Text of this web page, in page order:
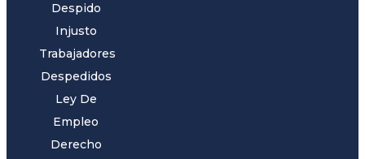
Despido
Injusto
Trabajadores
Despedidos
Ley De
Empleo
Derecho